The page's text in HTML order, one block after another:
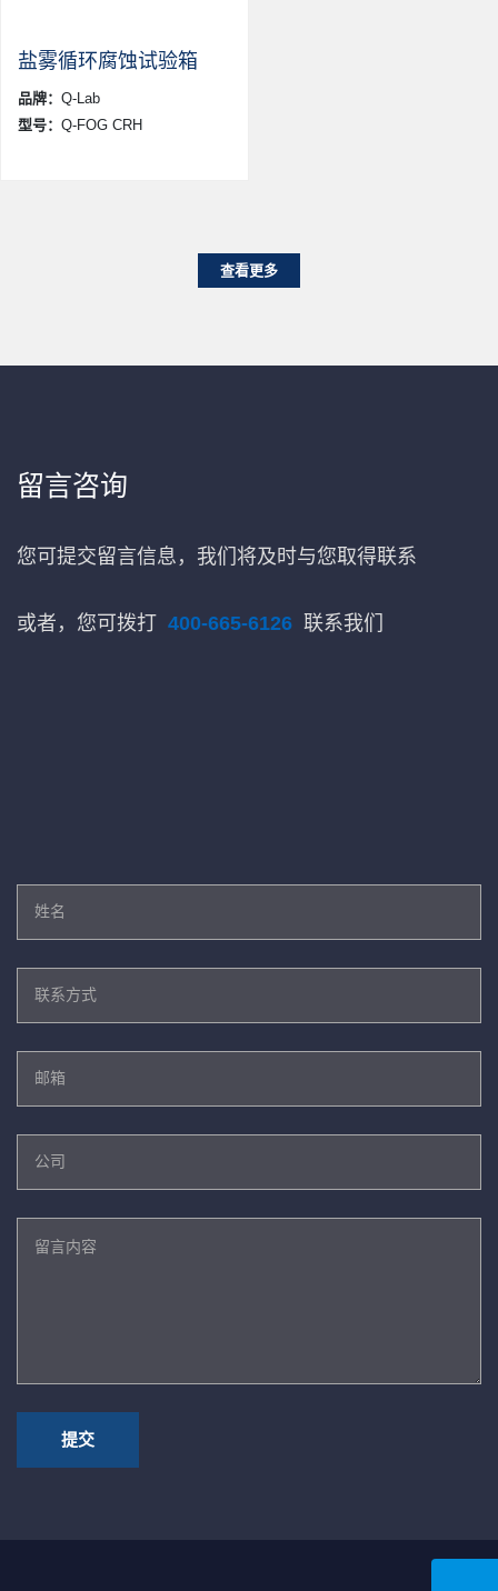
盐雾循环腐蚀试验箱
品牌： Q-Lab
型号： Q-FOG CRH
查看更多
留言咨询
您可提交留言信息，我们将及时与您取得联系
或者，您可拨打 400-665-6126 联系我们